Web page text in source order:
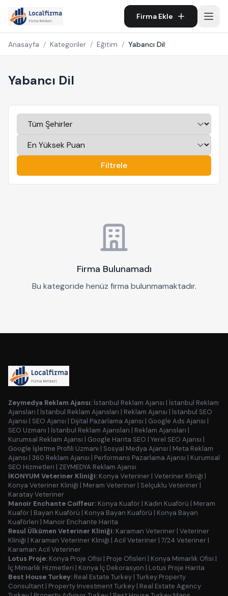
Firma Ekle
Anasayfa / Kategoriler / Eğitim / Yabancı Dil
Yabancı Dil
Filtrele
Firma Bulunamadı
Bu kategoride henüz firma bulunmamaktadır.
Zeymedya Reklam Ajansı: İstanbul Reklam Ajansı | İstanbul Reklam
Ajansları | İstanbul Reklam Ajansları | Reklam Ajansı | İstanbul SEO
Ajansı | SEO Ajansı | Dijital Pazarlama Ajansı | Google Ads Ajansı |
SEO Uzmanı | İstanbul Reklam Ajansları | Reklam Ajansları |
Kurumsal Reklam Ajansı | Google Harita SEO | Yerel SEO Ajansı |
Google İşletme Profili Uzmanı | Sosyal Medya Ajansı | Meta Reklam
Ajansı | 360 Reklam Ajansı | Performans Pazarlama Ajansı | Kurumsal
SEO Hizmetleri | ZEYMEDYA Reklam Ajansı
İKONYUM Veteriner Kliniği: Konya Veteriner | Veteriner Kliniği |
Konya Veteriner Kliniği | Meram Veteriner | Selçuklu Veteriner |
Karatay Veteriner
Manoir Enchante Coiffeur: Konya Kuaför | Kadın Kuaförü | Meram
Kuaför | Bayan Kuaförü | Konya Bayan Kuaförü | Konya Bayan
Kuaförleri | Manoir Enchante Harita
Resul Ülkümen Veteriner Kliniği: Karaman Veteriner | Veteriner
Kliniği | Karaman Veteriner Kliniği | Acil Veteriner | 7/24 Veteriner |
Karaman Acil Veteriner
Lotus Proje: Konya Proje Ofisi | Proje Ofisleri | Konya Mimarlık Ofisi |
İç Mimarlık Hizmetleri | Konya İç Dekorasyon | Lotus Proje Harita
Best House Turkey: Real Estate Turkey | Turkey Property
Consultant | Property Investment Turkey | Real Estate Agency